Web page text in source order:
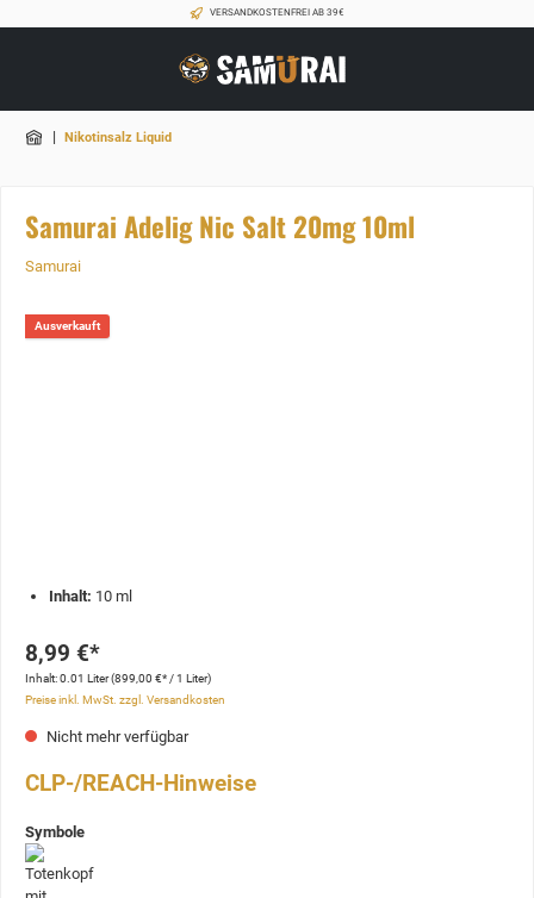
VERSANDKOSTENFREI AB 39€
| Nikotinsalz Liquid
Samurai Adelig Nic Salt 20mg 10ml
Samurai
Ausverkauft
Inhalt: 10 ml
8,99 €*
Inhalt:0.01 Liter(899,00 €* / 1 Liter)
Preise inkl. MwSt. zzgl. Versandkosten
Nicht mehr verfügbar
CLP-/REACH-Hinweise
Symbole